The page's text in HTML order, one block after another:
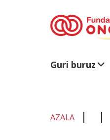
Guri buruz
AZALA